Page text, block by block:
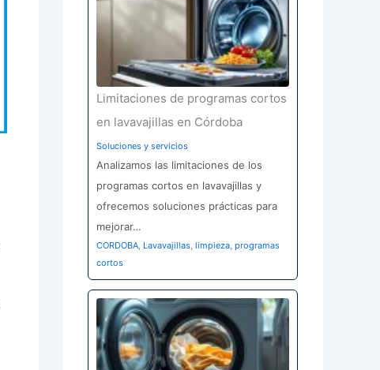
Limitaciones de programas cortos
en lavavajillas en Córdoba
Soluciones y servicios
Analizamos las limitaciones de los
programas cortos en lavavajillas y
ofrecemos soluciones prácticas para
mejorar…
CORDOBA, Lavavajillas, limpieza, programas
cortos